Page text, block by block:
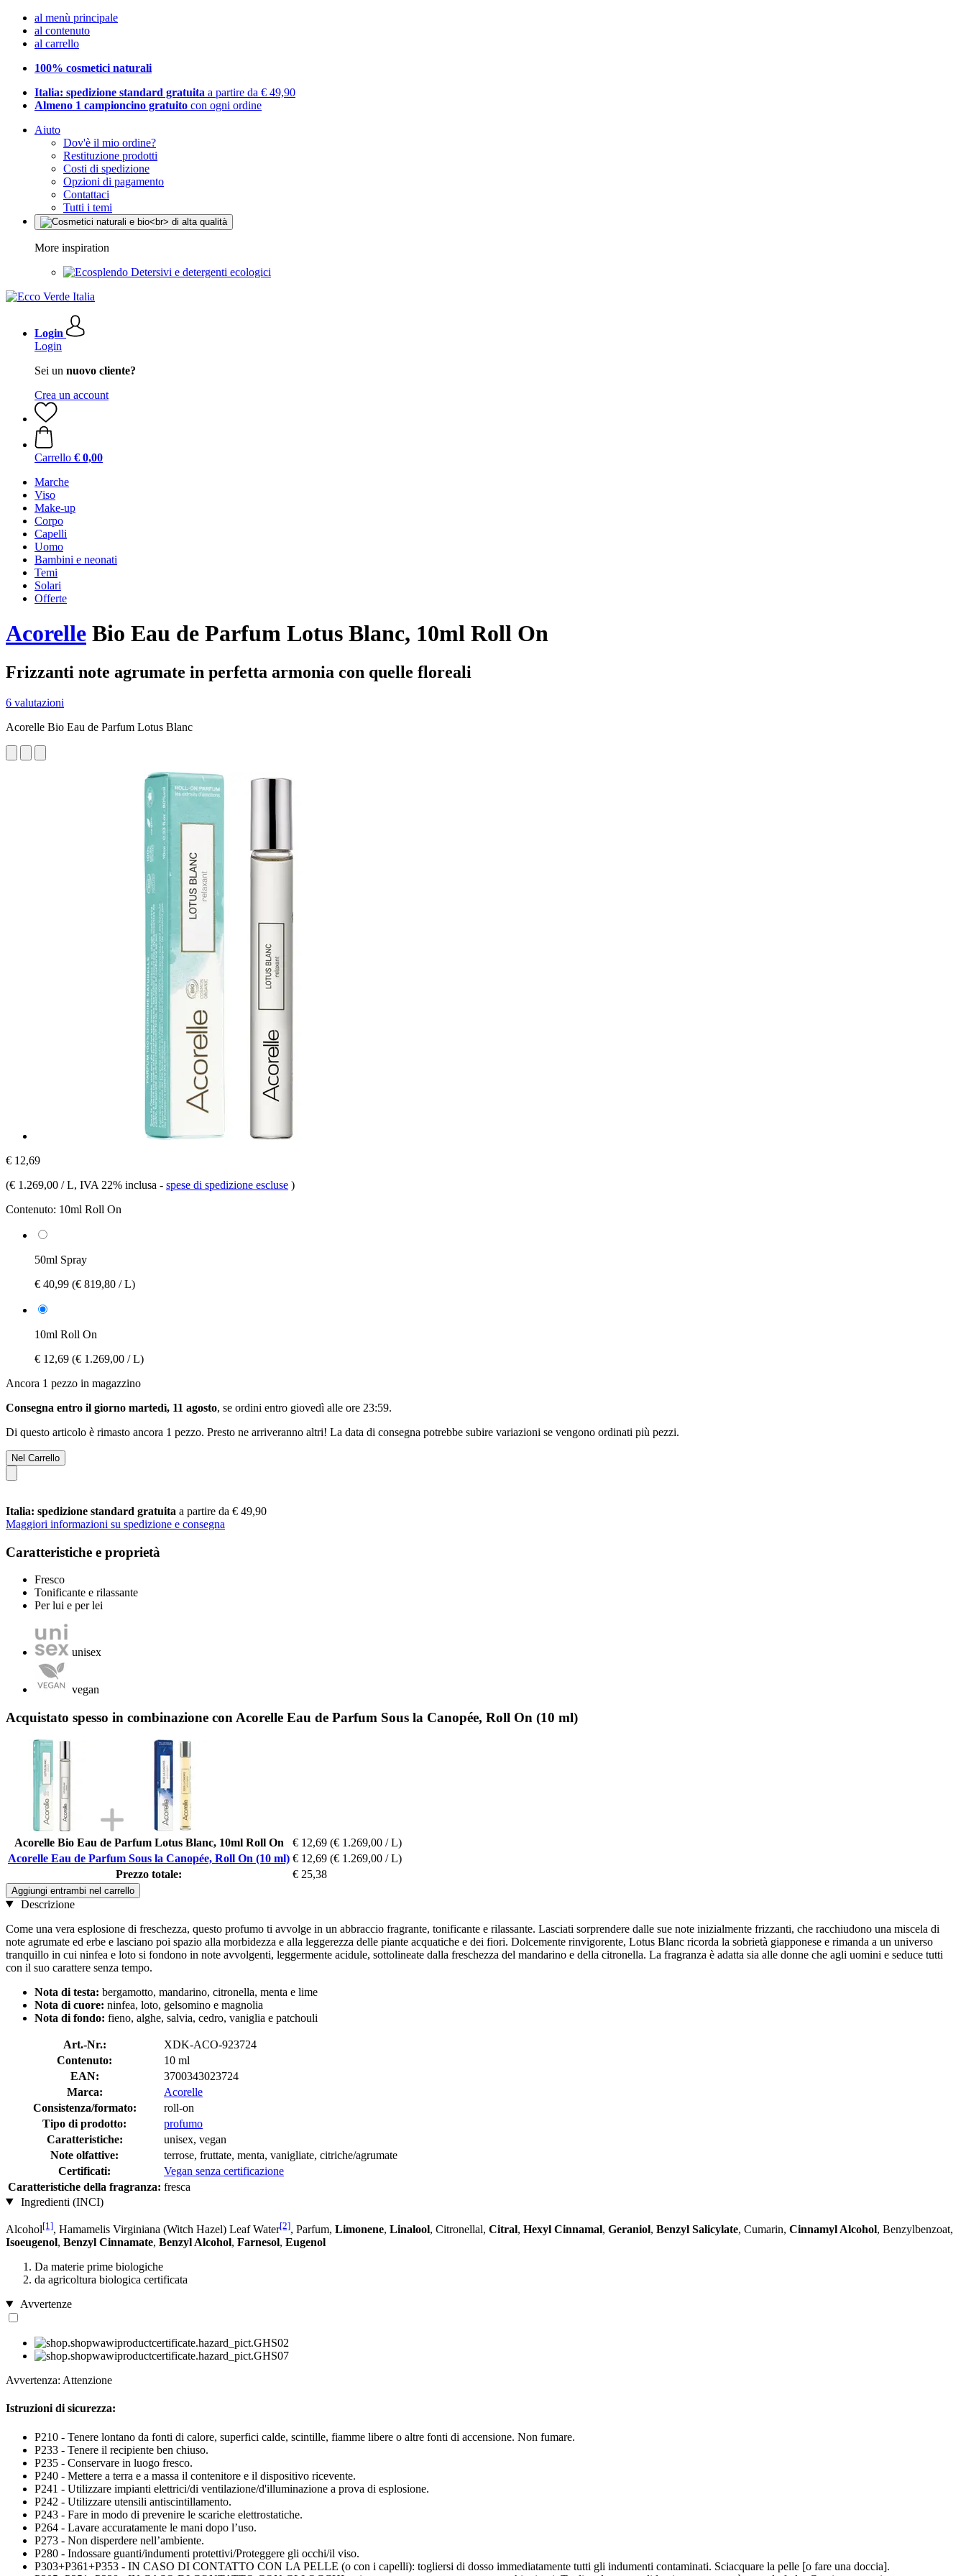
al menù principale
al contenuto
al carrello
100% cosmetici naturali
Italia: spedizione standard gratuita a partire da € 49,90
Almeno 1 campioncino gratuito con ogni ordine
Aiuto
Dov'è il mio ordine?
Restituzione prodotti
Costi di spedizione
Opzioni di pagamento
Contattaci
Tutti i temi
More inspiration
Detersivi e detergenti ecologici
Login
Login
Sei un nuovo cliente?
Crea un account
Carrello € 0,00
Marche
Viso
Make-up
Corpo
Capelli
Uomo
Bambini e neonati
Temi
Solari
Offerte
Acorelle Bio Eau de Parfum Lotus Blanc, 10ml Roll On
Frizzanti note agrumate in perfetta armonia con quelle floreali
6 valutazioni
Acorelle Bio Eau de Parfum Lotus Blanc
€ 12,69
(€ 1.269,00 / L, IVA 22% inclusa - spese di spedizione escluse )
Contenuto: 10ml Roll On
50ml Spray
€ 40,99 (€ 819,80 / L)
10ml Roll On
€ 12,69 (€ 1.269,00 / L)
Ancora 1 pezzo in magazzino
Consegna entro il giorno martedì, 11 agosto, se ordini entro giovedì alle ore 23:59.
Di questo articolo è rimasto ancora 1 pezzo. Presto ne arriveranno altri! La data di consegna potrebbe subire variazioni se vengono ordinati più pezzi.
Nel Carrello
Italia: spedizione standard gratuita a partire da € 49,90
Maggiori informazioni su spedizione e consegna
Caratteristiche e proprietà
Fresco
Tonificante e rilassante
Per lui e per lei
unisex
vegan
Acquistato spesso in combinazione con Acorelle Eau de Parfum Sous la Canopée, Roll On (10 ml)
Acorelle Bio Eau de Parfum Lotus Blanc, 10ml Roll On € 12,69 (€ 1.269,00 / L)
Acorelle Eau de Parfum Sous la Canopée, Roll On (10 ml) € 12,69 (€ 1.269,00 / L)
Prezzo totale:
€ 25,38
Aggiungi entrambi nel carrello
Descrizione
Come una vera esplosione di freschezza, questo profumo ti avvolge in un abbraccio fragrante, tonificante e rilassante. Lasciati sorprendere dalle sue note inizialmente frizzanti, che racchiudono una miscela di
note agrumate ed erbe e lasciano poi spazio alla morbidezza e alla leggerezza delle piante acquatiche e dei fiori. Dolcemente rinvigorente, Lotus Blanc ricorda la sobrietà giapponese e rimanda a un universo
tranquillo in cui ninfea e loto si fondono in note avvolgenti, leggermente acidule, sottolineate dalla freschezza del mandarino e della citronella. La fragranza è adatta sia alle donne che agli uomini e seduce tutti
con il suo carattere senza tempo.
Nota di testa: bergamotto, mandarino, citronella, menta e lime
Nota di cuore: ninfea, loto, gelsomino e magnolia
Nota di fondo: fieno, alghe, salvia, cedro, vaniglia e patchouli
Art.-Nr.:
XDK-ACO-923724
Contenuto:
10 ml
EAN:
3700343023724
Marca:
Acorelle
Consistenza/formato:
roll-on
Tipo di prodotto:
profumo
Caratteristiche:
unisex, vegan
Note olfattive:
terrose, fruttate, menta, vanigliate, citriche/agrumate
Certificati:
Vegan senza certificazione
Caratteristiche della fragranza: fresca
Ingredienti (INCI)
Alcohol[1], Hamamelis Virginiana (Witch Hazel) Leaf Water[2], Parfum, Limonene, Linalool, Citronellal, Citral, Hexyl Cinnamal, Geraniol, Benzyl Salicylate, Cumarin, Cinnamyl Alcohol, Benzylbenzoat,
Isoeugenol, Benzyl Cinnamate, Benzyl Alcohol, Farnesol, Eugenol
Da materie prime biologiche
da agricoltura biologica certificata
Avvertenze
Avvertenza: Attenzione
Istruzioni di sicurezza:
P210 - Tenere lontano da fonti di calore, superfici calde, scintille, fiamme libere o altre fonti di accensione. Non fumare.
P233 - Tenere il recipiente ben chiuso.
P235 - Conservare in luogo fresco.
P240 - Mettere a terra e a massa il contenitore e il dispositivo ricevente.
P241 - Utilizzare impianti elettrici/di ventilazione/d'illuminazione a prova di esplosione.
P242 - Utilizzare utensili antiscintillamento.
P243 - Fare in modo di prevenire le scariche elettrostatiche.
P264 - Lavare accuratamente le mani dopo l’uso.
P273 - Non disperdere nell’ambiente.
P280 - Indossare guanti/indumenti protettivi/Proteggere gli occhi/il viso.
P303+P361+P353 - IN CASO DI CONTATTO CON LA PELLE (o con i capelli): togliersi di dosso immediatamente tutti gli indumenti contaminati. Sciacquare la pelle [o fare una doccia].